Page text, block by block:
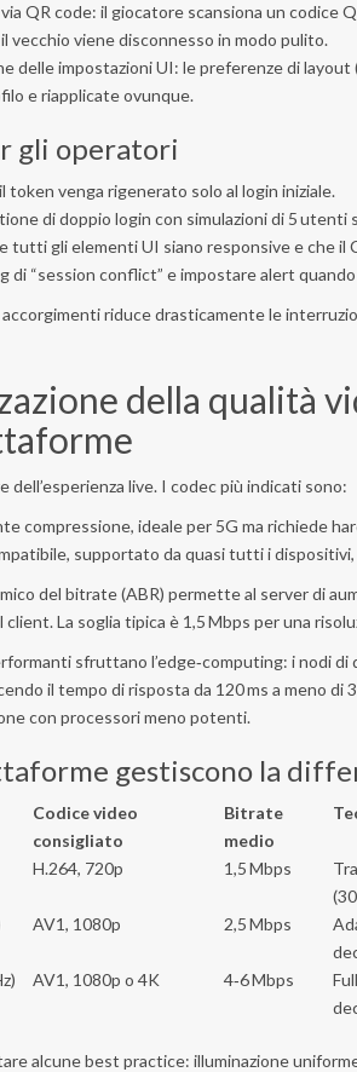
QR code: il giocatore scansiona un codice
vecchio viene disconnesso in modo pulito.
delle impostazioni UI: le preferenze di layout
e riapplicate ovunque.
gli operatori
token venga rigenerato solo al login iniziale.
di doppio login con simulazioni di 5 utenti
tutti gli elementi UI siano responsive e che il
di “session conflict” e impostare alert
riduce drasticamente le
della qualità
dell’esperienza live. I codec più indicati sono:
compressione, ideale per 5G ma richiede
supportato da quasi tutti i
del bitrate (ABR) permette al server di
client. La soglia tipica è 1,5 Mbps per una
sfruttano l’edge‑computing: i nodi
il tempo di risposta da 120 ms a meno
con processori meno potenti.
gestiscono la
Codice video
consigliato
Bitrate
medio
H.264, 720p 1,5 Mbps
AV1, 1080p 2,5 Mbps
AV1, 1080p o 4K 4‑6 Mbps
alcune best practice: illuminazione